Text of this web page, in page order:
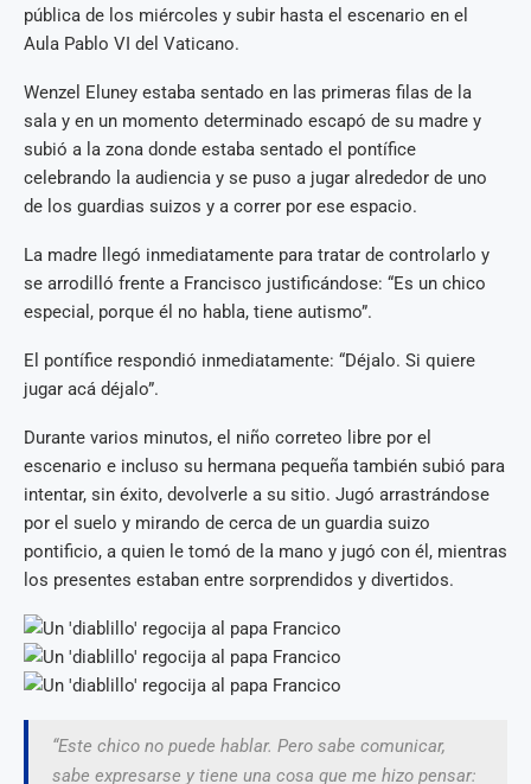
pública de los miércoles y subir hasta el escenario en el
Aula Pablo VI del Vaticano.
Wenzel Eluney estaba sentado en las primeras filas de la
sala y en un momento determinado escapó de su madre y
subió a la zona donde estaba sentado el pontífice
celebrando la audiencia y se puso a jugar alrededor de uno
de los guardias suizos y a correr por ese espacio.
La madre llegó inmediatamente para tratar de controlarlo y
se arrodilló frente a Francisco justificándose: “Es un chico
especial, porque él no habla, tiene autismo”.
El pontífice respondió inmediatamente: “Déjalo. Si quiere
jugar acá déjalo”.
Durante varios minutos, el niño correteo libre por el
escenario e incluso su hermana pequeña también subió para
intentar, sin éxito, devolverle a su sitio. Jugó arrastrándose
por el suelo y mirando de cerca de un guardia suizo
pontificio, a quien le tomó de la mano y jugó con él, mientras
los presentes estaban entre sorprendidos y divertidos.
“Este chico no puede hablar. Pero sabe comunicar,
sabe expresarse y tiene una cosa que me hizo pensar: